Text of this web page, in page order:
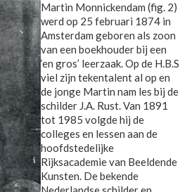
Martin Monnickendam (fig. 2)
werd op 25 februari 1874 in
Amsterdam geboren als zoon
van een boekhouder bij een
‘en gros’ leerzaak. Op de H.B.S
viel zijn tekentalent al op en
de jonge Martin nam les bij de
schilder J.A. Rust. Van 1891
tot 1985 volgde hij de
colleges en lessen aan de
hoofdstedelijke
Rijksacademie van Beeldende
Kunsten. De bekende